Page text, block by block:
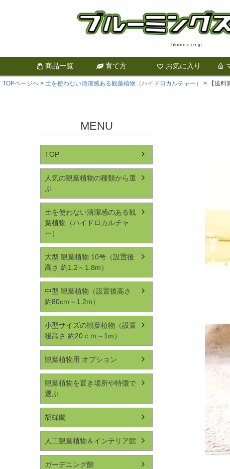
bloom-s.co.jp
商品一覧 育て方 お気に入り
TOPページへ 土を使わない清潔感ある観葉植物（ハイドロカルチャー） 【送
MENU
TOP
人気の観葉植物の種類から選
ぶ
土を使わない清潔感のある観
葉植物（ハイドロカルチャ
ー）
大型 観葉植物 10号（設置後
高さ 約1.2～1.8m）
中型 観葉植物（設置後高さ
約80cm～1.2m）
小型サイズの観葉植物（設置
後高さ 約20ｃｍ～1m）
観葉植物用 オプション
観葉植物を置き場所や特徴で
選ぶ
胡蝶蘭
人工観葉植物＆インテリア館
ガーデニング館